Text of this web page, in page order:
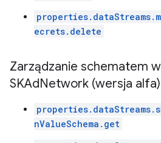
ecrets.delete
Zarządzanie schematem
SKAdNetwork (wersja alfa)
nValueSchema.get